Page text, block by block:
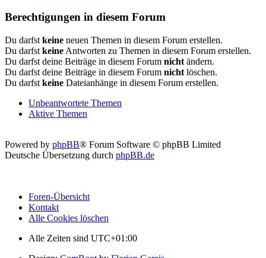
Berechtigungen in diesem Forum
Du darfst keine neuen Themen in diesem Forum erstellen.
Du darfst keine Antworten zu Themen in diesem Forum erstellen.
Du darfst deine Beiträge in diesem Forum nicht ändern.
Du darfst deine Beiträge in diesem Forum nicht löschen.
Du darfst keine Dateianhänge in diesem Forum erstellen.
Unbeantwortete Themen
Aktive Themen
Powered by phpBB® Forum Software © phpBB Limited
Deutsche Übersetzung durch phpBB.de
Foren-Übersicht
Kontakt
Alle Cookies löschen
Alle Zeiten sind UTC+01:00